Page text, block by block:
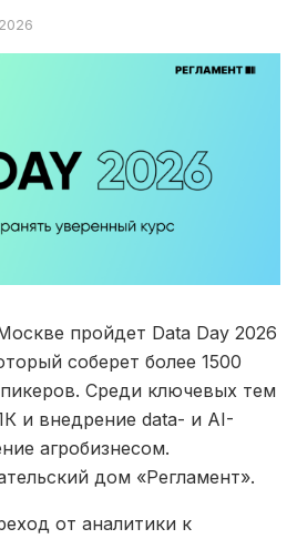
пройдет Data Day 2026
соберет более 1500
Среди ключевых тем
и внедрение data- и AI-
агробизнесом.
дом «Регламент».
от аналитики к